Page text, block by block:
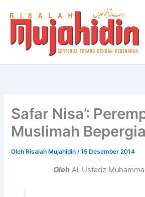
konten
Safar Nisa’:
Muslimah
Oleh Risalah Mujahidin/15 Desember 2014
Oleh Al-Ustadz